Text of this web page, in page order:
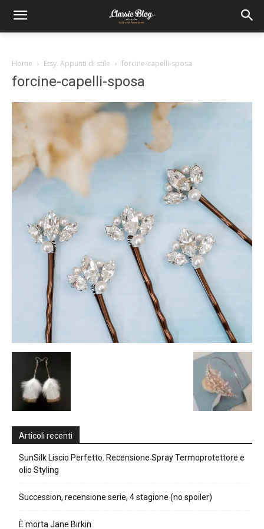
Home Etsy. Appunti di stile forcine-capelli-sposa
forcine-capelli-sposa
Articoli recenti
SunSilk Liscio Perfetto. Recensione Spray Termoprotettore e
olio Styling
Succession, recensione serie, 4 stagione (no spoiler)
È morta Jane Birkin